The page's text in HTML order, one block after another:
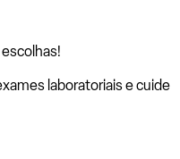
laboratoriais e cuide